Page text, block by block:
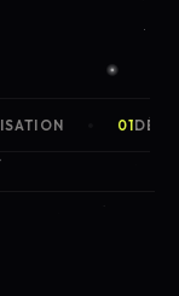
01DÉCOUVERTE